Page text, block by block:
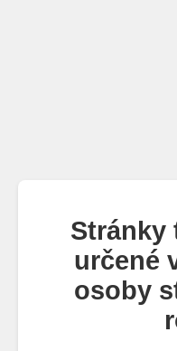
Stránky
určené
osoby